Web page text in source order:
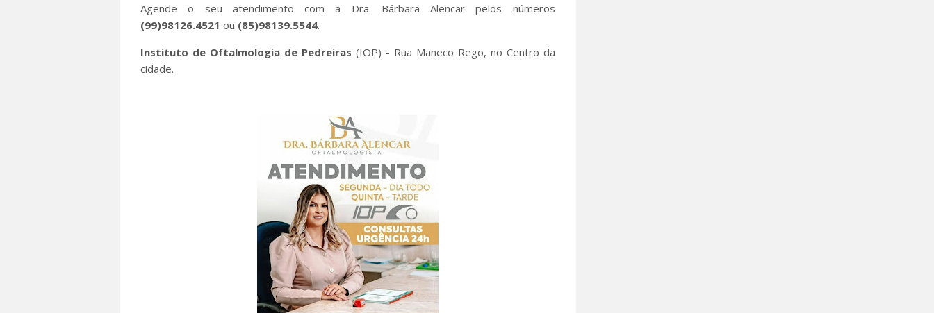
Agende o seu atendimento com a Dra. Bárbara Alencar pelos números
(99)98126.4521 ou (85)98139.5544.
Instituto de Oftalmologia de Pedreiras (IOP) - Rua Maneco Rego, no Centro da
cidade.